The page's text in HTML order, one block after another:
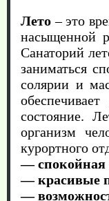
Лето – это
насыщенной
Санаторий
заниматься
солярии и
состояние.
организм
курортного
— спокойная
— красивые
—